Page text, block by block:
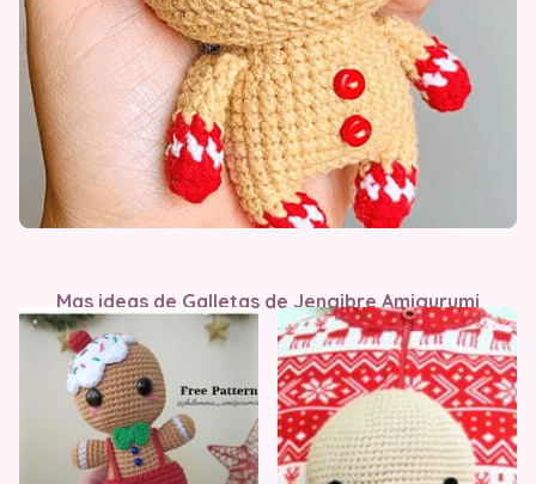
Mas ideas de Galletas de Jengibre Amigurumi